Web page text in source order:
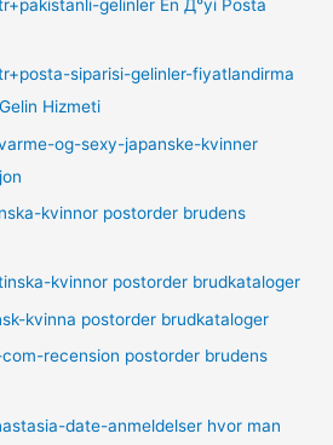
gelinler En Д°yi Posta
siparisi-gelinler-fiyatlandirma
Hizmeti
og-sexy-japanske-kvinner
kvinnor postorder brudens
kvinnor postorder brudkataloger
kvinna postorder brudkataloger
recension postorder brudens
date-anmeldelser hvor man